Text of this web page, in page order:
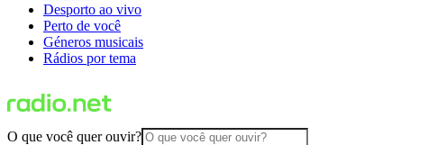
Desporto ao vivo
Perto de você
Géneros musicais
Rádios por tema
O que você quer ouvir?